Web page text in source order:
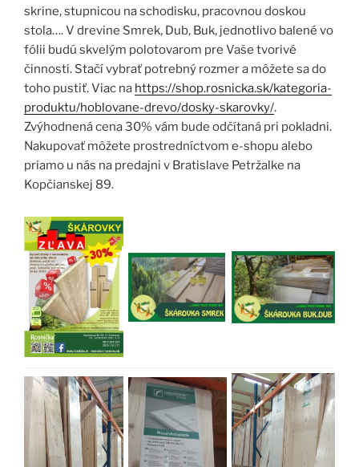
skrine, stupnicou na schodisku, pracovnou doskou
stola…. V drevine Smrek, Dub, Buk, jednotlivo balené vo
fólii budú skvelým polotovarom pre Vaše tvorivé
činnosti. Stačí vybrať potrebný rozmer a môžete sa do
toho pustiť. Viac na https://shop.rosnicka.sk/kategoria-
produktu/hoblovane-drevo/dosky-skarovky/.
Zvýhodnená cena 30% vám bude odčítaná pri pokladni.
Nakupovať môžete prostredníctvom e-shopu alebo
priamo u nás na predajni v Bratislave Petržalke na
Kopčianskej 89.